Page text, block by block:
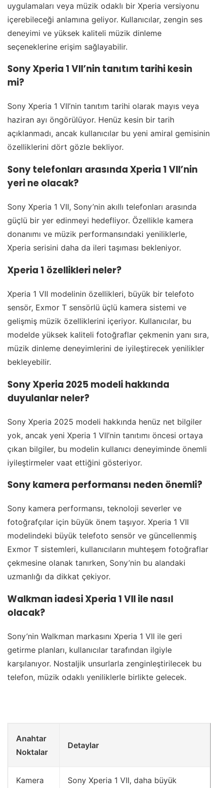
uygulamaları veya müzik odaklı bir Xperia versiyonu
içerebileceği anlamına geliyor. Kullanıcılar, zengin ses
deneyimi ve yüksek kaliteli müzik dinleme
seçeneklerine erişim sağlayabilir.
Sony Xperia 1 VII’nin tanıtım tarihi kesin
mi?
Sony Xperia 1 VII’nin tanıtım tarihi olarak mayıs veya
haziran ayı öngörülüyor. Henüz kesin bir tarih
açıklanmadı, ancak kullanıcılar bu yeni amiral gemisinin
özelliklerini dört gözle bekliyor.
Sony telefonları arasında Xperia 1 VII’nin
yeri ne olacak?
Sony Xperia 1 VII, Sony’nin akıllı telefonları arasında
güçlü bir yer edinmeyi hedefliyor. Özellikle kamera
donanımı ve müzik performansındaki yeniliklerle,
Xperia serisini daha da ileri taşıması bekleniyor.
Xperia 1 özellikleri neler?
Xperia 1 VII modelinin özellikleri, büyük bir telefoto
sensör, Exmor T sensörlü üçlü kamera sistemi ve
gelişmiş müzik özelliklerini içeriyor. Kullanıcılar, bu
modelde yüksek kaliteli fotoğraflar çekmenin yanı sıra,
müzik dinleme deneyimlerini de iyileştirecek yenilikler
bekleyebilir.
Sony Xperia 2025 modeli hakkında
duyulanlar neler?
Sony Xperia 2025 modeli hakkında henüz net bilgiler
yok, ancak yeni Xperia 1 VII’nin tanıtımı öncesi ortaya
çıkan bilgiler, bu modelin kullanıcı deneyiminde önemli
iyileştirmeler vaat ettiğini gösteriyor.
Sony kamera performansı neden önemli?
Sony kamera performansı, teknoloji severler ve
fotoğrafçılar için büyük önem taşıyor. Xperia 1 VII
modelindeki büyük telefoto sensör ve güncellenmiş
Exmor T sistemleri, kullanıcıların muhteşem fotoğraflar
çekmesine olanak tanırken, Sony’nin bu alandaki
uzmanlığı da dikkat çekiyor.
Walkman iadesi Xperia 1 VII ile nasıl
olacak?
Sony’nin Walkman markasını Xperia 1 VII ile geri
getirme planları, kullanıcılar tarafından ilgiyle
karşılanıyor. Nostaljik unsurlarla zenginleştirilecek bu
telefon, müzik odaklı yeniliklerle birlikte gelecek.
Anahtar
Noktalar
Detaylar
Kamera
Sony Xperia 1 VII, daha büyük